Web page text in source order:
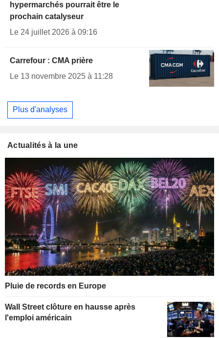
hypermarchés pourrait être le
prochain catalyseur
Le 24 juillet 2026 à 09:16
Carrefour : CMA prière
Le 13 novembre 2025 à 11:28
Plus d'analyses
Actualités à la une
Pluie de records en Europe
Wall Street clôture en hausse après
l'emploi américain